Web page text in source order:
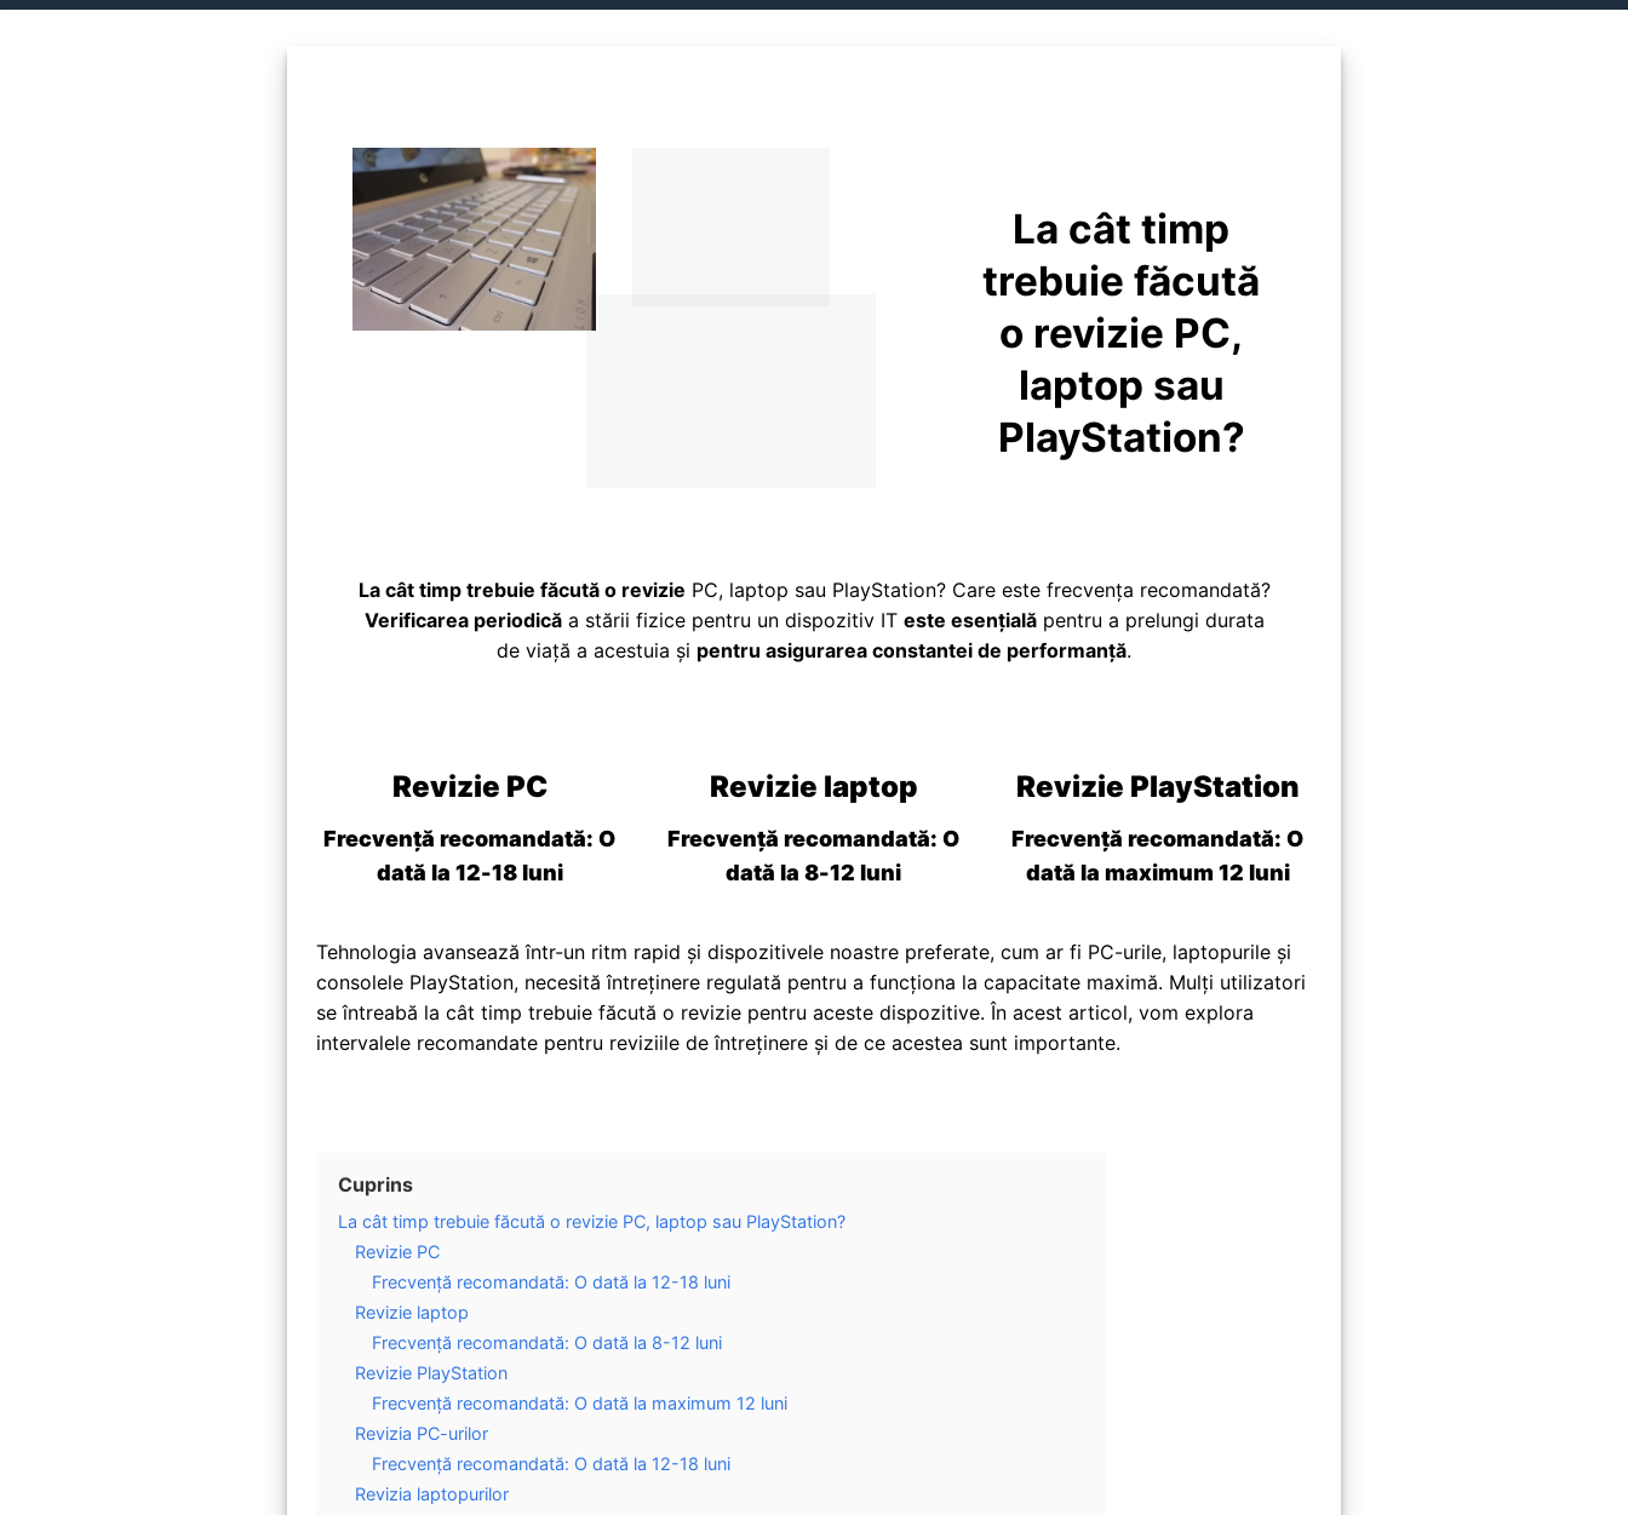
La cât timp
trebuie făcută
o revizie PC,
laptop sau
PlayStation?
La cât timp trebuie făcută o revizie PC, laptop sau PlayStation? Care este frecvența recomandată?
Verificarea periodicăa stării fizice pentru un dispozitiv IT este esențialăpentru a prelungi durata
de viață a acestuia și pentru asigurarea constantei de performanță.
Revizie PC
Frecvență recomandată: O
dată la 12-18 luni
Revizie laptop
Frecvență recomandată: O
dată la 8-12 luni
Revizie PlayStation
Frecvență recomandată: O
dată la maximum 12 luni
Tehnologia avansează într-un ritm rapid și dispozitivele noastre preferate, cum ar fi PC-urile, laptopurile și
consolele PlayStation, necesită întreținere regulată pentru a funcționa la capacitate maximă. Mulți utilizatori
se întreabă la cât timp trebuie făcută o revizie pentru aceste dispozitive. În acest articol, vom explora
intervalele recomandate pentru reviziile de întreținere și de ce acestea sunt importante.
Cuprins
La cât timp trebuie făcută o revizie PC, laptop sau PlayStation?
Revizie PC
Frecvență recomandată: O dată la 12-18 luni
Revizie laptop
Frecvență recomandată: O dată la 8-12 luni
Revizie PlayStation
Frecvență recomandată: O dată la maximum 12 luni
Revizia PC-urilor
Frecvență recomandată: O dată la 12-18 luni
Revizia laptopurilor